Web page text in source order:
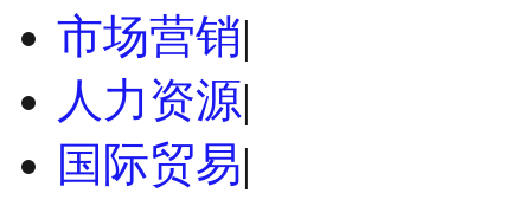
市场营销|
人力资源|
国际贸易|